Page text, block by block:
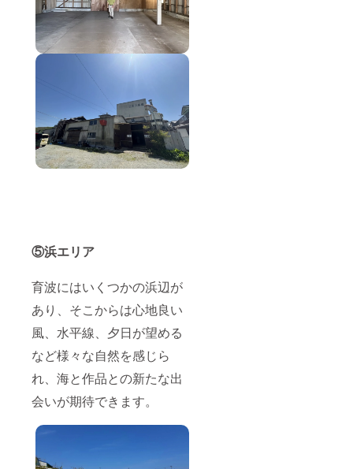
⑤浜エリア
育波にはいくつかの浜辺が
あり、そこからは心地良い
風、水平線、夕日が望める
など様々な自然を感じら
れ、海と作品との新たな出
会いが期待できます。